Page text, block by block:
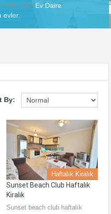
Villa Ev Daire
evler.
By:
Haftalık Kiralık
Sunset Beach Club Haftalık
Kiralık
Sunset beach club haftalık